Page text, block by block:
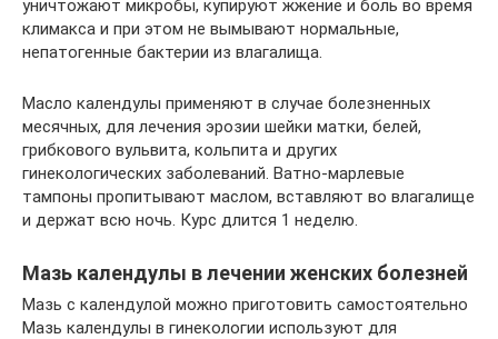
уничтожают микробы, купируют жжение и боль во время
климакса и при этом не вымывают нормальные,
непатогенные бактерии из влагалища.
Масло календулы применяют в случае болезненных
месячных, для лечения эрозии шейки матки, белей,
грибкового вульвита, кольпита и других
гинекологических заболеваний. Ватно-марлевые
тампоны пропитывают маслом, вставляют во влагалище
и держат всю ночь. Курс длится 1 неделю.
Мазь календулы в лечении женских болезней
Мазь с календулой можно приготовить самостоятельно
Мазь календулы в гинекологии используют для